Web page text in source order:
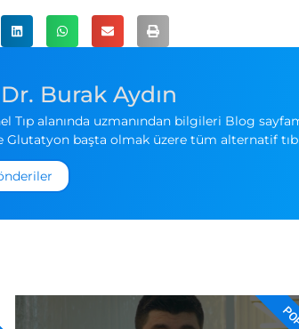
Burak Aydın
Tıp alanında uzmanından bilgileri Blog
Glutatyon başta olmak üzere tüm alternatif